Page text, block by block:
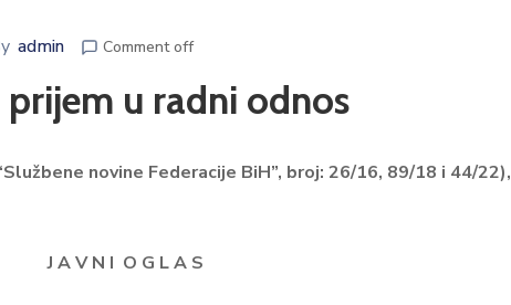
admin Comment off
prijem u radni odnos
novine Federacije BiH”, broj: 26/16, 89/18 i 44/22),
J A V N I O G L A S